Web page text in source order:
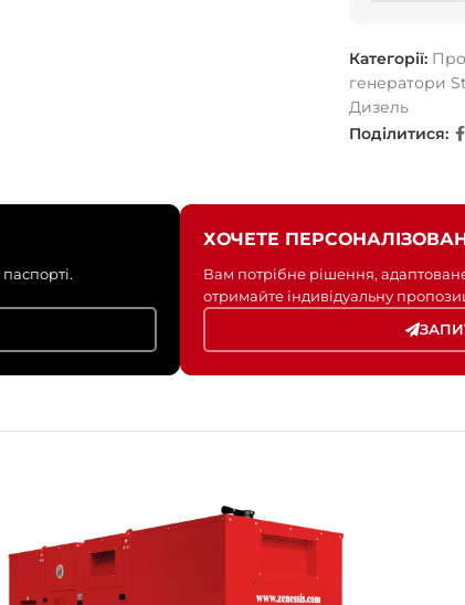
Категорії:
генератори
Дизель
Поділитися:
ХОЧЕТЕ
Вам потрібне рішення,
отримайте індивідуальну